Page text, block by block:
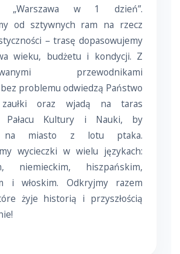
„Warszawa w 1 dzień”.
od sztywnych ram na rzecz
– trasę dopasowujemy
wieku, budżetu i kondycji. Z
przewodnikami
problemu odwiedzą Państwo
oraz wjadą na taras
Pałacu Kultury i Nauki, by
na miasto z lotu ptaka.
wycieczki w wielu językach:
niemieckim, hiszpańskim,
i włoskim. Odkryjmy razem
żyje historią i przyszłością